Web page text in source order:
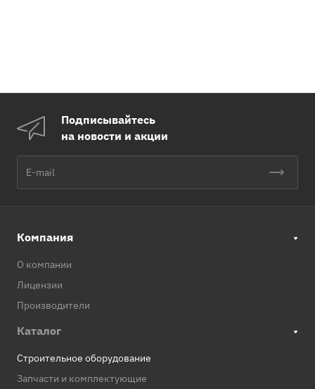
Подписывайтесь
на новости и акции
Компания
О компании
Лицензии
Производители
Каталог
Строительное оборудование
Запчасти и комплектующие